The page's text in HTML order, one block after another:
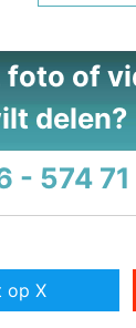
foto of
delen?
- 574 71
op X